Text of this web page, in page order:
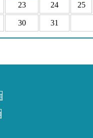
23 24 25
30 31